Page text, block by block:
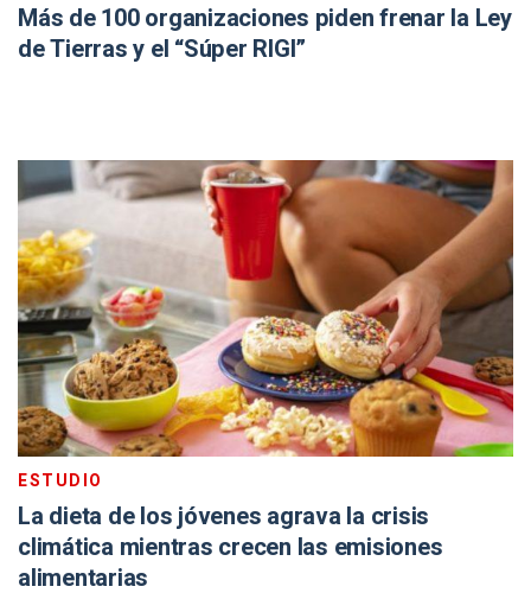
Más de 100 organizaciones piden frenar la Ley
de Tierras y el “Súper RIGI”
ESTUDIO
La dieta de los jóvenes agrava la crisis
climática mientras crecen las emisiones
alimentarias